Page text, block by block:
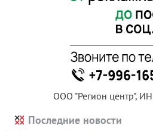
ООО "Регион центр",
Последние новости